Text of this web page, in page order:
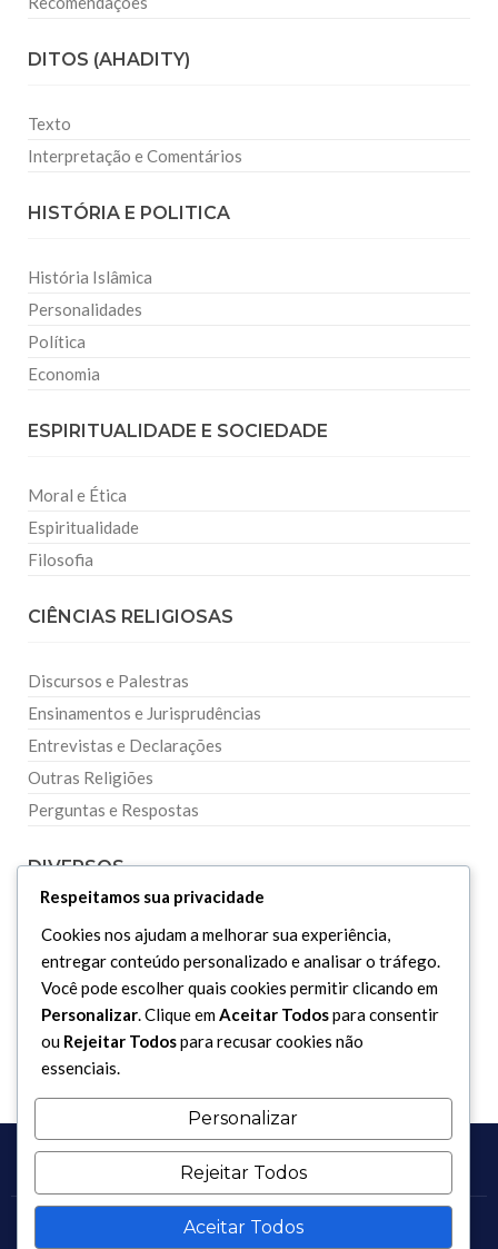
DITOS (AHADITY)
Texto
Interpretação e Comentários
HISTÓRIA E POLITICA
História Islâmica
Personalidades
Política
Economia
ESPIRITUALIDADE E SOCIEDADE
Moral e Ética
Espiritualidade
Filosofia
CIÊNCIAS RELIGIOSAS
Discursos e Palestras
Ensinamentos e Jurisprudências
Entrevistas e Declarações
Outras Religiões
Perguntas e Respostas
DIVERSOS
Curiosidades
Dicionário Islâmico
Downloads
Copyright 2017 - 2026 / Todos os direitos reservados.
Respeitamos sua privacidade
Cookies nos ajudam a melhorar sua experiência,
entregar conteúdo personalizado e analisar o tráfego.
Você pode escolher quais cookies permitir clicando em
Personalizar. Clique emAceitar Todospara consentir
ou Rejeitar Todospara recusar cookies não
essenciais.
Personalizar
Rejeitar Todos
Aceitar Todos